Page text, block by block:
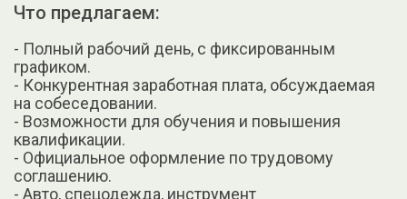
Что предлагаем:
- Полный рабочий день, с фиксированным
графиком.
- Конкурентная заработная плата, обсуждаемая
на собеседовании.
- Возможности для обучения и повышения
квалификации.
- Официальное оформление по трудовому
соглашению.
- Авто, спецодежда, инструмент